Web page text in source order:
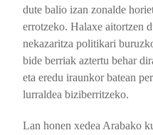
dute balio izan zonalde
errotzeko. Halaxe aitortzen
nekazaritza politikari
bide berriak aztertu behar
eta eredu iraunkor batean
lurraldea biziberritzeko.
Lan honen xedea Arabako